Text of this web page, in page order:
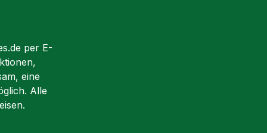
per E-
eine
Alle